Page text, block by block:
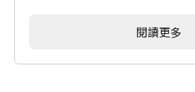
閱讀更多